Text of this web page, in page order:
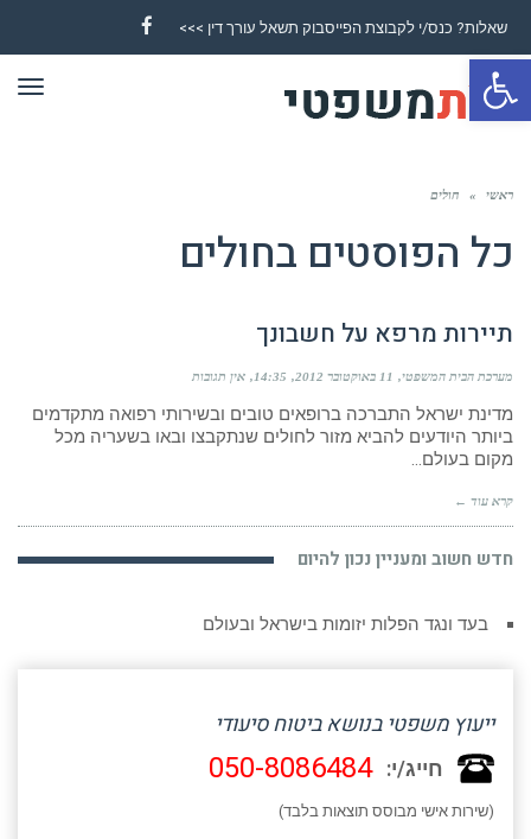
פתח סרגל נגישות
שאלות? כנס/י לקבוצת הפייסבוק תשאל עורך דין >>>
Facebook
ראשי » חולים
כל הפוסטים בחולים
תיירות מרפא על חשבונך
מערכת הבית המשפטי 11 באוקטובר 2012 14:35 אין תגובות
מדינת ישראל התברכה ברופאים טובים ובשירותי רפואה מתקדמים
ביותר היודעים להביא מזור לחולים שנתקבצו ובאו בשעריה מכל
מקום בעולם…
קרא עוד ←
חדש חשוב ומעניין נכון להיום
בעד ונגד הפלות יזומות בישראל ובעולם
ייעוץ משפטי בנושא ביטוח סיעודי
חייג/י: 050-8086484
(שירות אישי מבוסס תוצאות בלבד)